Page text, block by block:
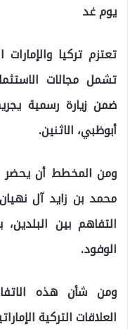
يوم غد
تشمل مجالات
ضمن زيارة رسمية
أبوظبي، الاثنين.
ومن المخطط أن يحضر
محمد بن زايد آل
التفاهم بين
الوفود.
ومن شأن هذه
العلاقات التركية